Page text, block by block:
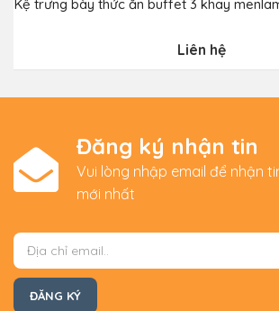
Kệ trưng bày thức ăn buffet 3 khay
Liên hệ
Đăng ký nhận tin
Vui lòng nhập email để nhận
mới nhất